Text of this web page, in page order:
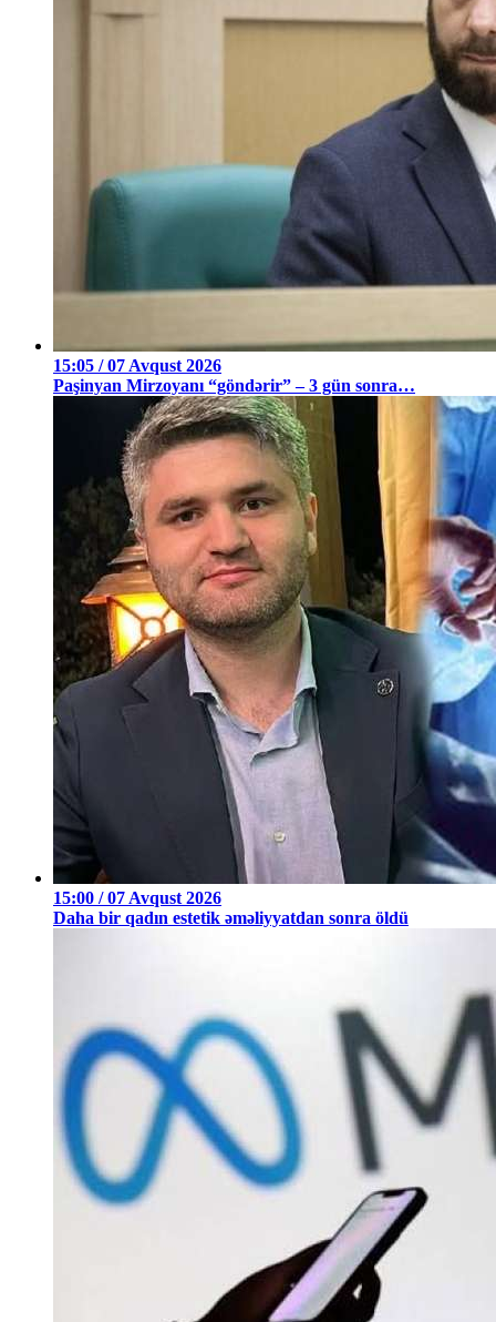
15:05 / 07 Avqust 2026
Paşinyan Mirzoyanı “göndərir” – 3 gün sonra…
15:00 / 07 Avqust 2026
Daha bir qadın estetik əməliyyatdan sonra öldü